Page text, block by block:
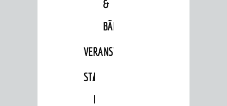
&
BÄDER
VERANSTALTUNGSRÄUME
STADTHALLE
ROLF-
ENGELBRECHT-